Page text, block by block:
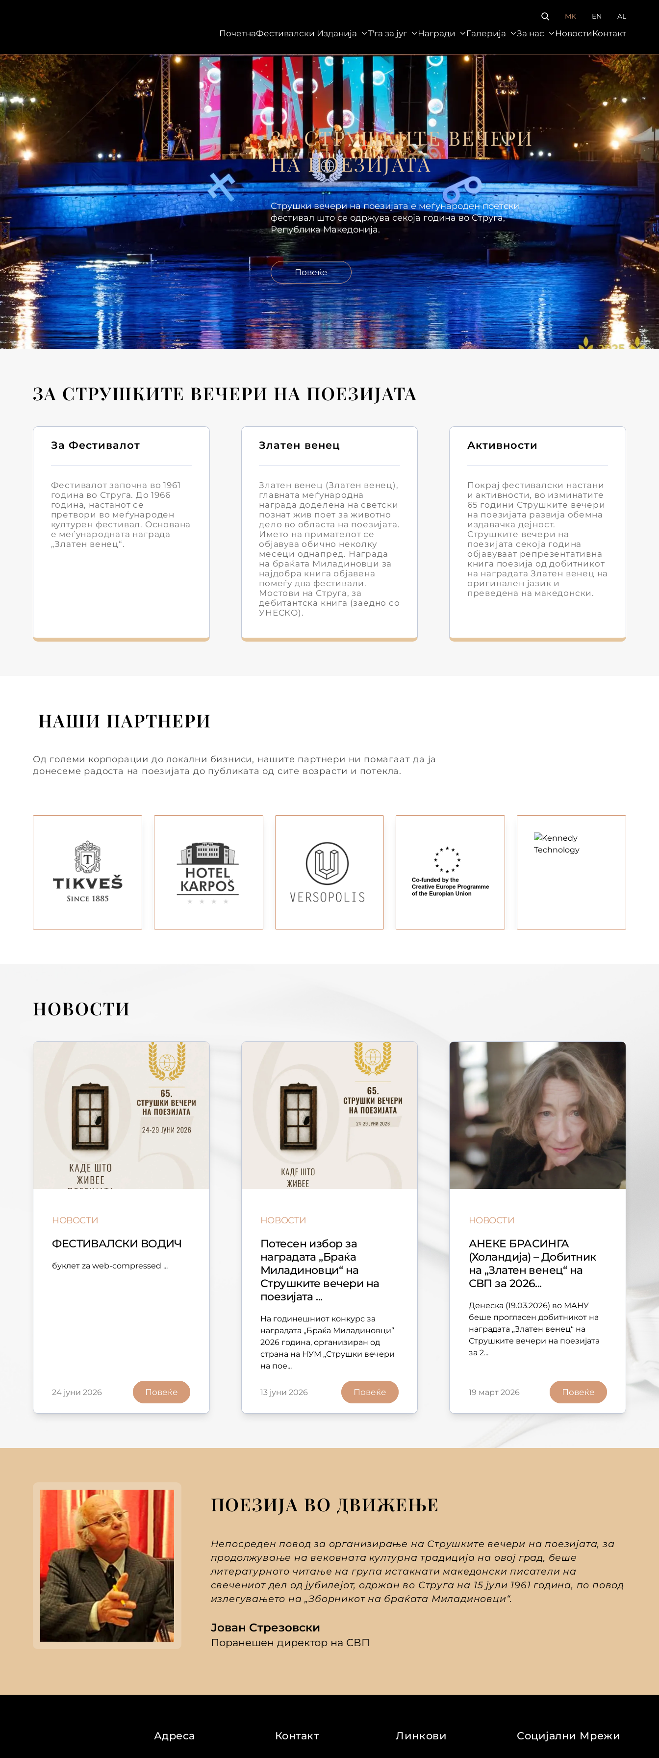
MK EN AL
ПочетнаФестивалски Изданија Т'га за југ Награди Галерија За нас Новости Контакт
ЗА СТРУШКИТЕ ВЕЧЕРИ
НА ПОЕЗИЈАТА
Струшки вечери на поезијата е меѓународен поетски
фестивал што се одржува секоја година во Струга,
Република Македонија.
Повеќе
ЗА СТРУШКИТЕ ВЕЧЕРИ НА ПОЕЗИЈАТА
За Фестивалот
Фестивалот започна во 1961
година во Струга. До 1966
година, настанот се
претвори во меѓународен
културен фестивал. Основана
е меѓународната награда
„Златен венец“.
Златен венец
Златен венец (Златен венец),
главната меѓународна
награда доделена на светски
познат жив поет за животно
дело во областа на поезијата.
Името на примателот се
објавува обично неколку
месеци однапред. Награда
на браќата Миладиновци за
најдобра книга објавена
помеѓу два фестивали.
Мостови на Струга, за
дебитантска книга (заедно со
УНЕСКО).
Активности
Покрај фестивалски настани
и активности, во изминатите
65 години Струшките вечери
на поезијата развија обемна
издавачка дејност.
Струшките вечери на
поезијата секоја година
објавуваат репрезентативна
книга поезија од добитникот
на наградата Златен венец на
оригинален јазик и
преведена на македонски.
НАШИ ПАРТНЕРИ
Од големи корпорации до локални бизниси, нашите партнери ни помагаат да ја
донесеме радоста на поезијата до публиката од сите возрасти и потекла.
НОВОСТИ
НОВОСТИ
ФЕСТИВАЛСКИ ВОДИЧ
буклет za web-compressed ...
24 јуни 2026 Повеќе
НОВОСТИ
Потесен избор за
наградата „Браќа
Миладиновци“ на
Струшките вечери на
поезијата ...
На годинешниот конкурс за
наградата „Браќа Миладиновци“
2026 година, организиран од
страна на НУМ „Струшки вечери
на пое...
13 јуни 2026 Повеќе
НОВОСТИ
АНЕКЕ БРАСИНГА
(Холандија) – Добитник
на „Златен венец“ на
СВП за 2026...
Денеска (19.03.2026) во МАНУ
беше прогласен добитникот на
наградата „Златен венец“ на
Струшките вечери на поезијата
за 2...
19 март 2026 Повеќе
ПОЕЗИЈА ВО ДВИЖЕЊЕ
Непосреден повод за организирање на Струшките вечери на поезијата, за
продолжување на вековната културна традиција на овој град, беше
литературното читање на група истакнати македонски писатели на
свечениот дел од јубилејот, одржан во Струга на 15 јули 1961 година, по повод
излегувањето на „Зборникот на браќата Миладиновци“.
Јован Стрезовски
Поранешен директор на СВП
Адреса Контакт Линкови Социјални Мрежи